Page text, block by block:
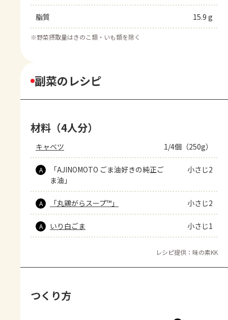
脂質 15.9 g
※野菜摂取量はきのこ類・いも類を除く
副菜のレシピ
材料（4人分）
キャベツ 1/4個（250g）
A
「AJINOMOTO ごま油好きの純正ご
ま油」
小さじ2
A 「丸鶏がらスープ™」 小さじ2
A いり白ごま 小さじ1
レシピ提供：味の素KK
つくり方